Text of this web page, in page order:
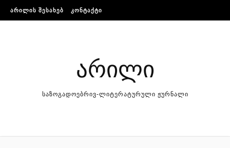
Skip to content
ᲐᲠᲘᲚᲘᲡ ᲨᲔᲡᲐᲮᲔᲑ ᲙᲝᲜᲢᲐᲥᲢᲘ
არილი
საზოგადოებრივ-ლიტერატურული ჟურნალი